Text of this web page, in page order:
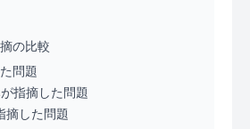
の比較
問題
指摘した問題
摘した問題